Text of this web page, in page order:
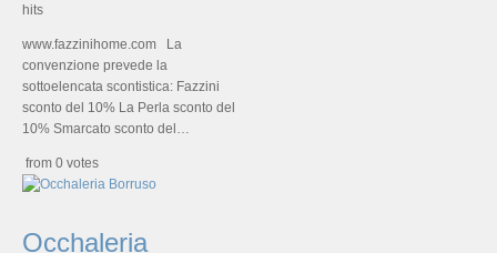
hits
www.fazzinihome.com La
convenzione prevede la
sottoelencata scontistica: Fazzini
sconto del 10% La Perla sconto del
10% Smarcato sconto del…
from 0 votes
Occhaleria